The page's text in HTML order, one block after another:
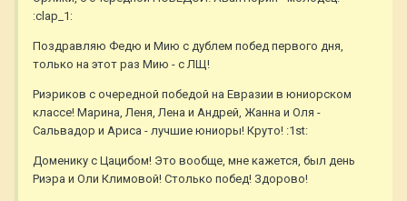
:clap_1:
Поздравляю Федю и Мию с дублем побед первого дня,
только на этот раз Мию - с ЛЩ!
Риэриков с очередной победой на Евразии в юниорском
классе! Марина, Леня, Лена и Андрей, Жанна и Оля -
Сальвадор и Ариса - лучшие юниоры! Круто! :1st:
Доменику с Цацибом! Это вообще, мне кажется, был день
Риэра и Оли Климовой! Столько побед! Здорово!